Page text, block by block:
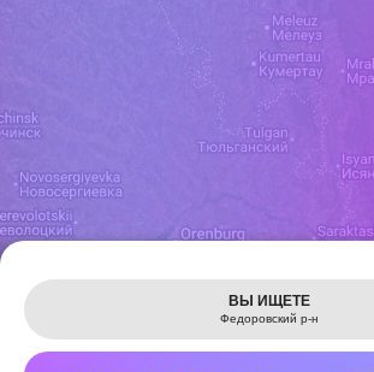
ВЫ ИЩЕТЕ
Федоровский р-н